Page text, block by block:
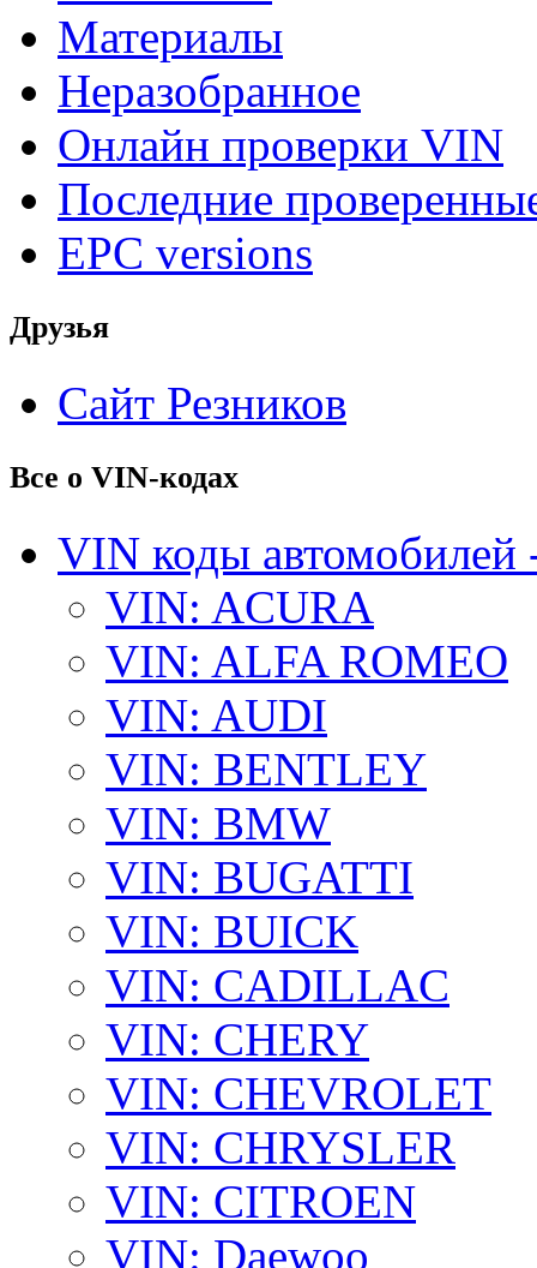
Материалы
Неразобранное
Онлайн проверки VIN
Последние
EPC versions
Друзья
Сайт Резников
Все о VIN-кодах
VIN коды автомобилей
VIN: ACURA
VIN: ALFA ROMEO
VIN: AUDI
VIN: BENTLEY
VIN: BMW
VIN: BUGATTI
VIN: BUICK
VIN: CADILLAC
VIN: CHERY
VIN: CHEVROLET
VIN: CHRYSLER
VIN: CITROEN
VIN: Daewoo